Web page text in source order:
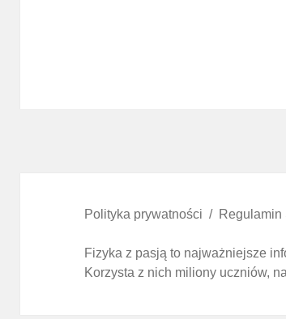
Polityka prywatności Regulamin
Fizyka z pasją to najważniejsze
Korzysta z nich miliony uczniów,